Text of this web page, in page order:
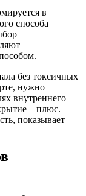
в
способа
без токсичных
нужно
внутреннего
– плюс.
показывает